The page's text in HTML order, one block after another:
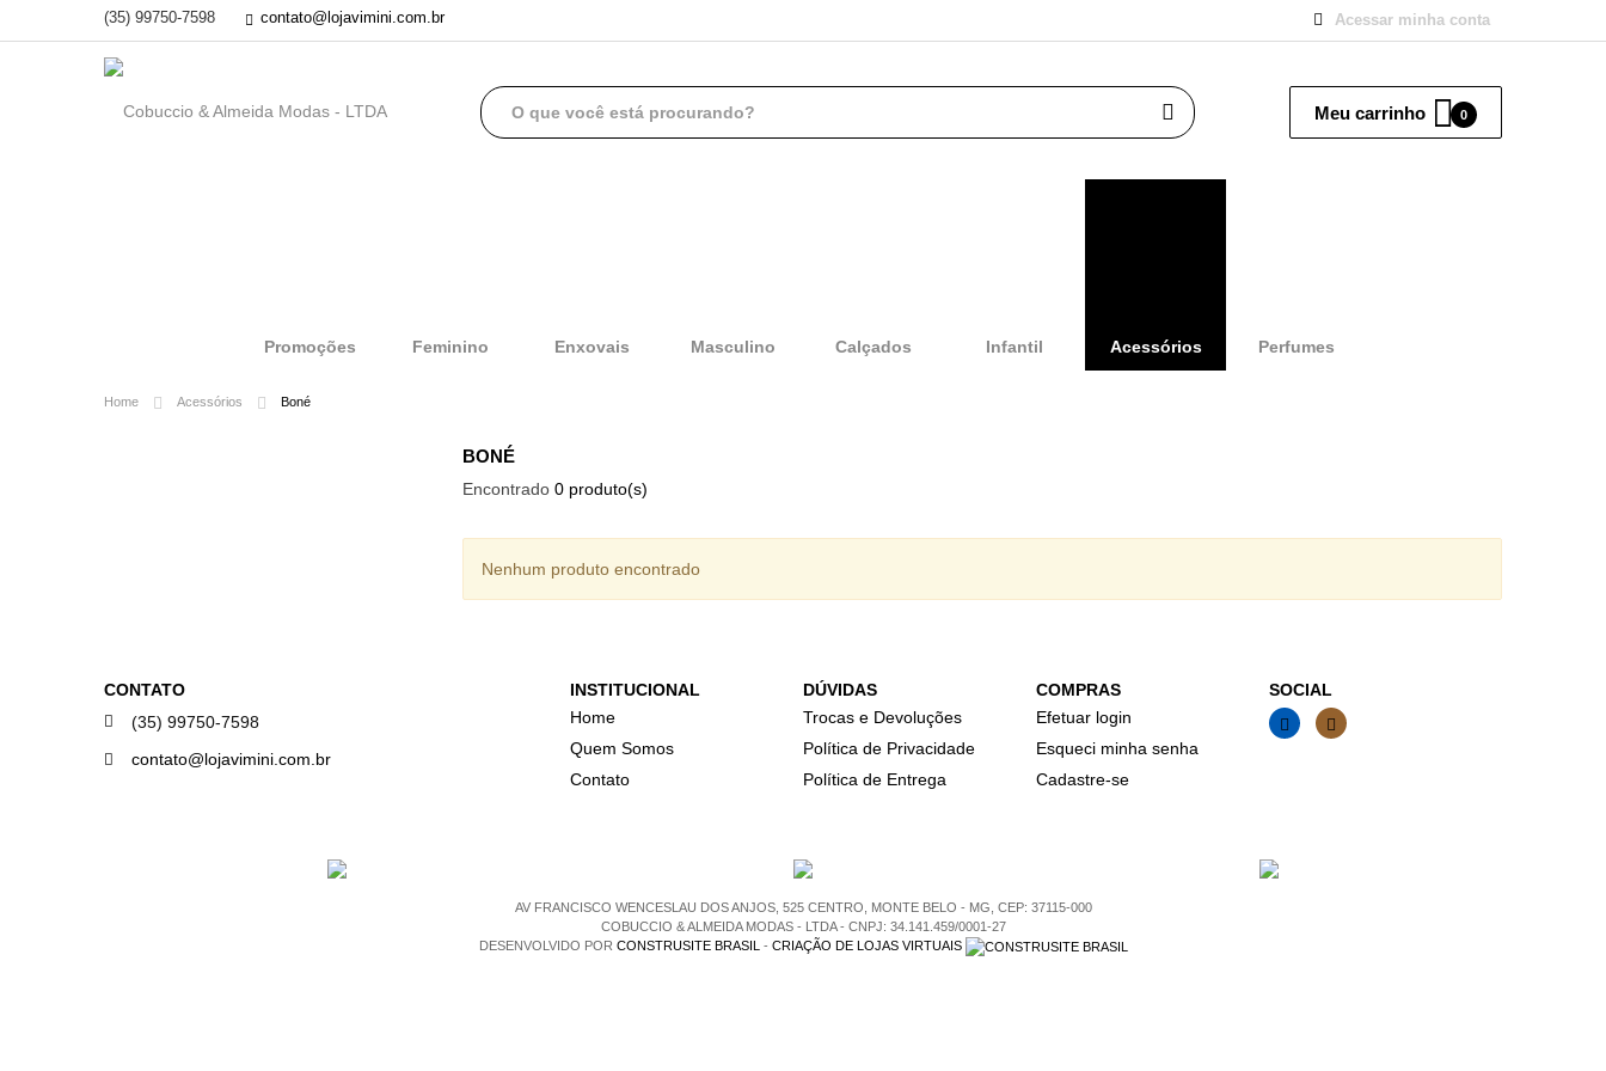
(35) 99750-7598 contato@lojavimini.com.br Acessar minha conta
Meu carrinho 0
Promoções Feminino Enxovais Masculino Calçados Infantil Acessórios Perfumes
Home Acessórios Boné
BONÉ
Encontrado 0 produto(s)
Nenhum produto encontrado
CONTATO
(35) 99750-7598
contato@lojavimini.com.br
INSTITUCIONAL
Home
Quem Somos
Contato
DÚVIDAS
Trocas e Devoluções
Política de Privacidade
Política de Entrega
COMPRAS
Efetuar login
Esqueci minha senha
Cadastre-se
SOCIAL
BAIXAR
AV FRANCISCO WENCESLAU DOS ANJOS, 525 CENTRO, MONTE BELO - MG, CEP: 37115-000
COBUCCIO & ALMEIDA MODAS - LTDA- CNPJ: 34.141.459/0001-27
DESENVOLVIDO POR CONSTRUSITE BRASIL - CRIAÇÃO DE LOJAS VIRTUAIS